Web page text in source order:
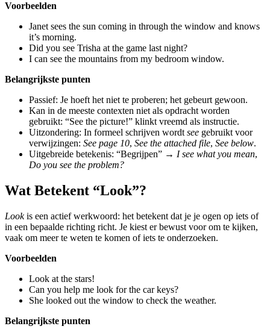
Voorbeelden
Janet sees the sun coming in through the window and knows
it’s morning.
Did you see Trisha at the game last night?
I can see the mountains from my bedroom window.
Belangrijkste punten
Passief: Je hoeft het niet te proberen; het gebeurt gewoon.
Kan in de meeste contexten niet als opdracht worden
gebruikt: “See the picture!” klinkt vreemd als instructie.
Uitzondering: In formeel schrijven wordt see gebruikt voor
verwijzingen: See page 10, See the attached file, See below.
Uitgebreide betekenis: “Begrijpen” → I see what you mean,
Do you see the problem?
Wat Betekent “Look”?
Lookis een actief werkwoord: het betekent dat je je ogen op iets of
in een bepaalde richting richt. Je kiest er bewust voor om te kijken,
vaak om meer te weten te komen of iets te onderzoeken.
Voorbeelden
Look at the stars!
Can you help me look for the car keys?
She looked out the window to check the weather.
Belangrijkste punten